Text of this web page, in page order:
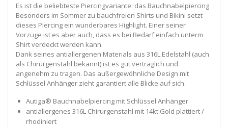
Es ist die beliebteste Piercingvariante: das Bauchnabelpiercing
Besonders im Sommer zu bauchfreien Shirts und Bikini setzt
dieses Piercing ein wunderbares Highlight. Einer seiner
Vorzüge ist es aber auch, dass es bei Bedarf einfach unterm
Shirt verdeckt werden kann.
Dank seines antiallergenen Materials aus 316L Edelstahl (auch
als Chirurgenstahl bekannt) ist es gut verträglich und
angenehm zu tragen. Das außergewöhnliche Design mit
Schlüssel Anhänger zieht garantiert alle Blicke auf sich.
Autiga® Bauchnabelpiercing mit Schlüssel Anhänger
antiallergenes 316L Chirurgenstahl mit 14kt Gold plattiert /
rhodiniert